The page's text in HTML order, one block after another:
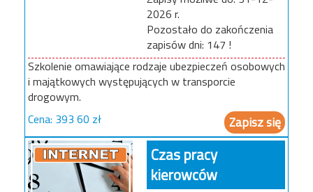
2026
147
393 60
Szkolenie omawiające rodzaje ubezpieczeń osobowych
i majątkowych występujących w transporcie
drogowym.
Zapisz się
Czas pracy
kierowców